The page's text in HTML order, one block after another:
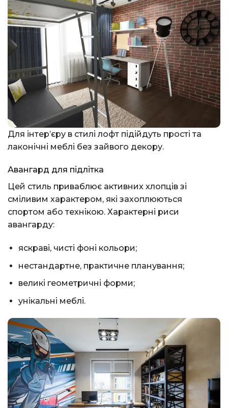
Для інтер’єру в стилі лофт підійдуть прості та
лаконічні меблі без зайвого декору.
Авангард для підлітка
Цей стиль приваблює активних хлопців зі
сміливим характером, які захоплюються
спортом або технікою. Характерні риси
авангарду:
яскраві, чисті фоні кольори;
нестандартне, практичне планування;
великі геометричні форми;
унікальні меблі.